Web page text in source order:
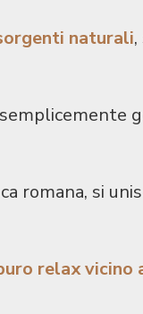
naturali
romana, si
relax vicino